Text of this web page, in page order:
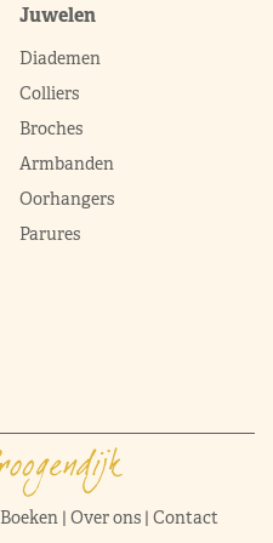
Juwelen
Diademen
Colliers
Broches
Armbanden
Oorhangers
Parures
Boeken| Over ons| Contact